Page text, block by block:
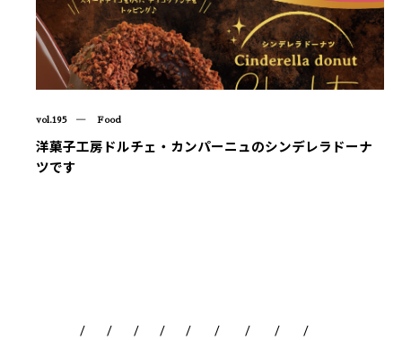
vol.195 ― Food
洋菓子工房ドルチェ・カンパーニュのシンデレラドーナ
ツです